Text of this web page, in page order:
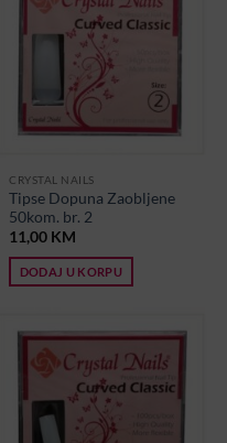
CRYSTAL NAILS
Tipse Dopuna Zaobljene
50kom. br. 2
11,00 KM
DODAJ U KORPU